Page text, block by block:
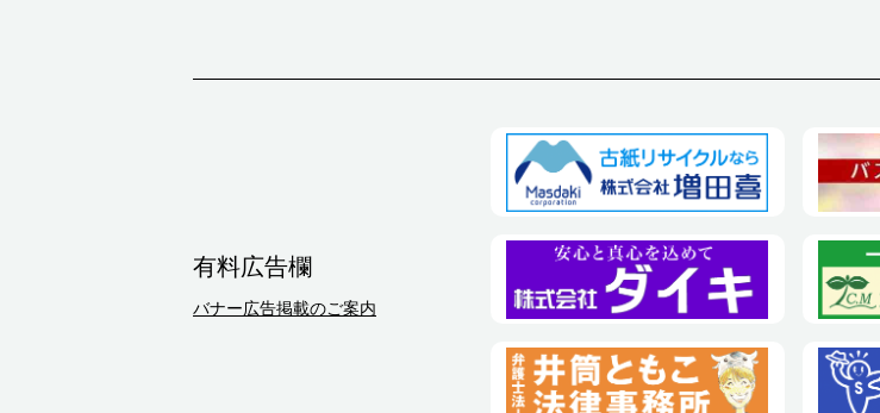
有料広告欄
バナー広告掲載のご案内